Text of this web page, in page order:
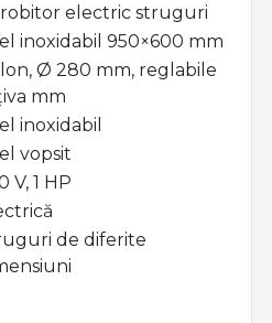
electric struguri
inoxidabil 950×600 mm
Ø 280 mm, reglabile
mm
inoxidabil
vopsit
V, 1 HP
de diferite